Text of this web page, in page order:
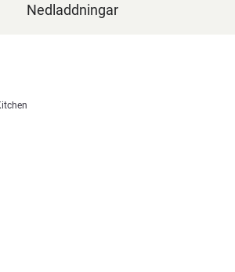
Nedladdningar